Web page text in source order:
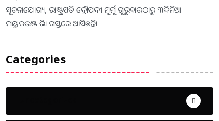
ସୂଚନାଯୋଗ୍ୟ, ରାଷ୍ଟ୍ରପତି ଦ୍ରୌପଦୀ ମୁର୍ମୁ ଗୁରୁବାରଠାରୁ ୩ଦିନିଆ
ମୟୂରଭଞ୍ଜ ଜିଲା ଗସ୍ତରେ ଆସିଛନ୍ତି।
Categories